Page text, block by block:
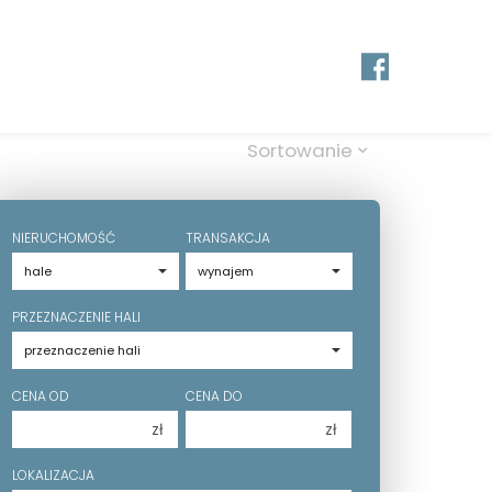
Sortowanie
NIERUCHOMOŚĆ TRANSAKCJA
PRZEZNACZENIE HALI
CENA OD
zł
CENA DO
zł
LOKALIZACJA